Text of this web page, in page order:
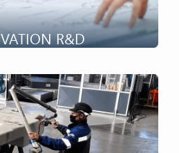
R&D
de générer une croissance
durable. Pour atteindre ces
depuis toujours appuyé sur
majeurs de son ADN.